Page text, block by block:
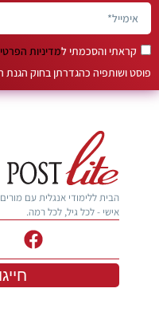
קראתי והסכמתי למדיניות
פוסט ושותפיה כהגדרתן בחוק הגנת
הבית ללימודי אנגלית עם
אישי - לכל גיל, לכל רמה.
חייגו